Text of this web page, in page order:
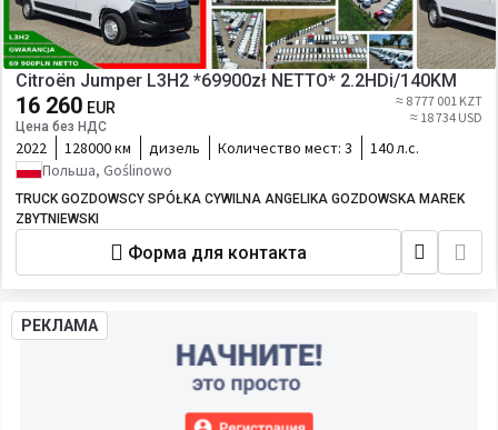
Citroën Jumper L3H2 *69900zł NETTO* 2.2HDi/140KM
16 260 EUR
Цена без НДС
≈ 8 777 001 KZT
≈ 18 734 USD
2022 128000 км дизель Количество мест: 3
140 л.с.
Польша, Goślinowo
TRUCK GOZDOWSCY SPÓŁKA CYWILNA ANGELIKA GOZDOWSKA MAREK
ZBYTNIEWSKI
Форма для контакта
РЕКЛАМА